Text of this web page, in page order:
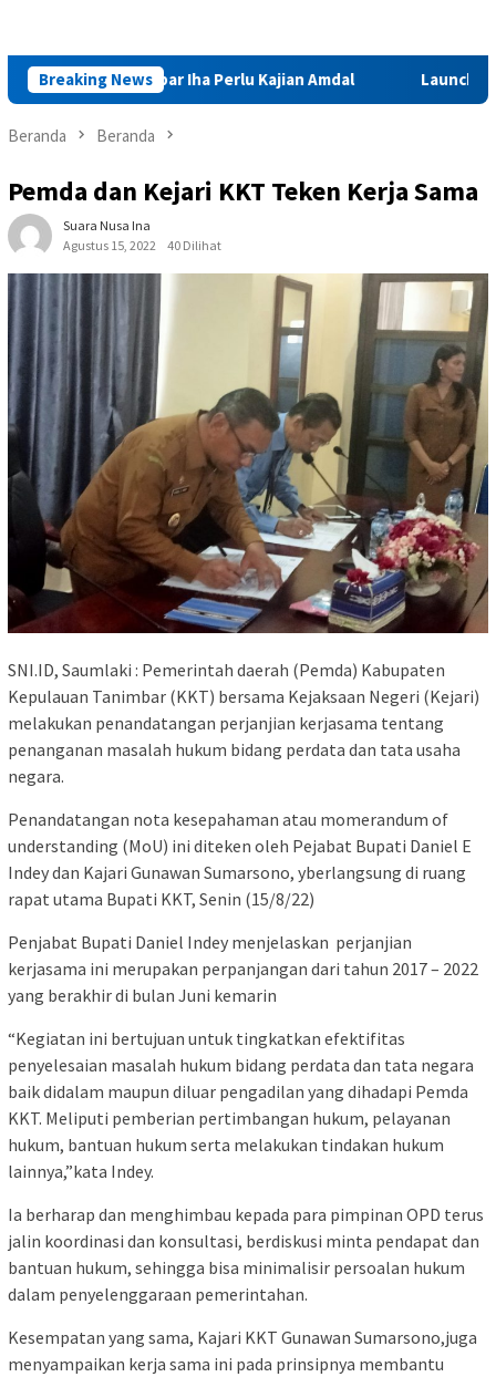
Breaking News
Sinabar Iha Perlu Kajian Amdal Launching
Beranda Beranda
Pemda dan Kejari KKT Teken Kerja Sama
Suara Nusa Ina
Agustus 15, 2022
40 Dilihat
SNI.ID, Saumlaki : Pemerintah daerah (Pemda) Kabupaten
Kepulauan Tanimbar (KKT) bersama Kejaksaan Negeri (Kejari)
melakukan penandatangan perjanjian kerjasama tentang
penanganan masalah hukum bidang perdata dan tata usaha
negara.
Penandatangan nota kesepahaman atau momerandum of
understanding (MoU) ini diteken oleh Pejabat Bupati Daniel E
Indey dan Kajari Gunawan Sumarsono, yberlangsung di ruang
rapat utama Bupati KKT, Senin (15/8/22)
Penjabat Bupati Daniel Indey menjelaskan perjanjian
kerjasama ini merupakan perpanjangan dari tahun 2017 – 2022
yang berakhir di bulan Juni kemarin
“Kegiatan ini bertujuan untuk tingkatkan efektifitas
penyelesaian masalah hukum bidang perdata dan tata negara
baik didalam maupun diluar pengadilan yang dihadapi Pemda
KKT. Meliputi pemberian pertimbangan hukum, pelayanan
hukum, bantuan hukum serta melakukan tindakan hukum
lainnya,”kata Indey.
Ia berharap dan menghimbau kepada para pimpinan OPD terus
jalin koordinasi dan konsultasi, berdiskusi minta pendapat dan
bantuan hukum, sehingga bisa minimalisir persoalan hukum
dalam penyelenggaraan pemerintahan.
Kesempatan yang sama, Kajari KKT Gunawan Sumarsono,juga
menyampaikan kerja sama ini pada prinsipnya membantu